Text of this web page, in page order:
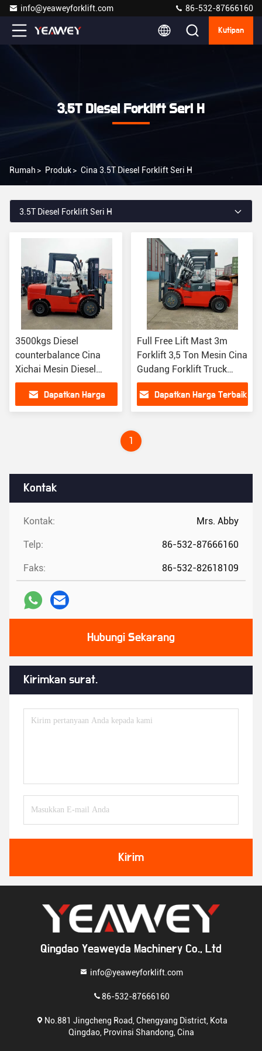
info@yeaweyforklift.com 86-532-87666160
Kutipan
3.5T Diesel Forklift Seri H
Rumah > Produk> Cina 3.5T Diesel Forklift Seri H
Kontak
Kontak: Mrs. Abby
Telp: 86-532-87666160
Faks: 86-532-82618109
Hubungi Sekarang
Kirimkan surat.
Kirim
3.5T Diesel Forklift Seri H
3500kgs Diesel
counterbalance Cina
Xichai Mesin Diesel
Forklift Digunakan di
GudangDapatkan Harga
Full Free Lift Mast 3m
Forklift 3,5 Ton Mesin Cina
Gudang Forklift Truck
Merah
Dapatkan Harga Terbaik
1
Qingdao Yeaweyda Machinery Co., Ltd
info@yeaweyforklift.com
86-532-87666160
No.881 Jingcheng Road, Chengyang District, Kota
Qingdao, Provinsi Shandong, Cina